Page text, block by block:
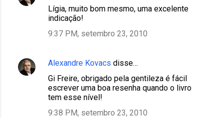
Lígia, muito bom mesmo, uma excelente
indicação!
9:37 PM, setembro 23, 2010
Alexandre Kovacs disse…
Gi Freire, obrigado pela gentileza é fácil
escrever uma boa resenha quando o livro
tem esse nível!
9:38 PM, setembro 23, 2010